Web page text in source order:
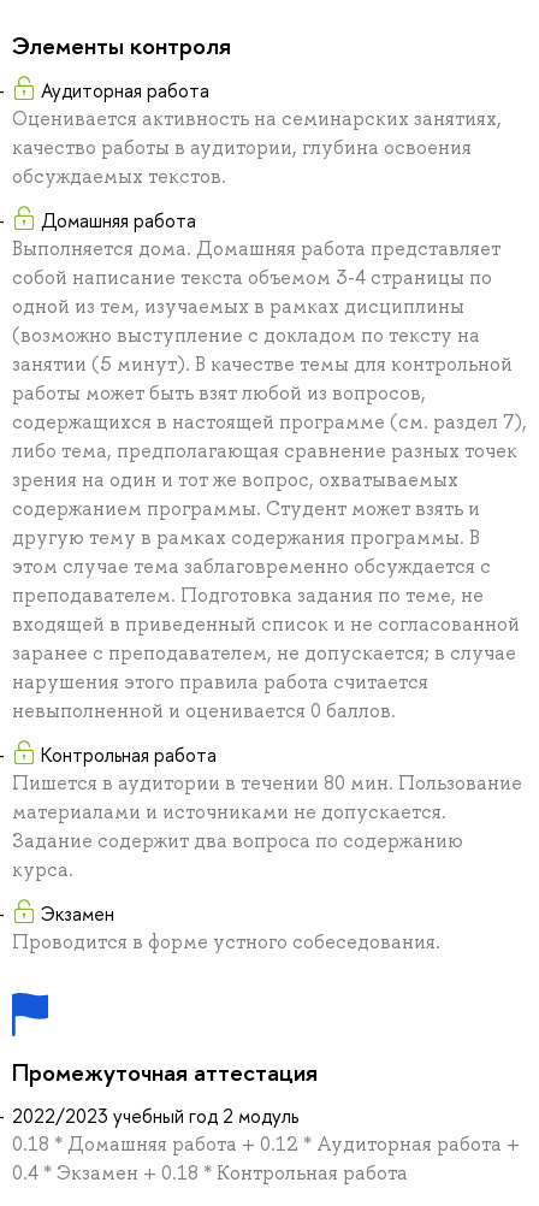
Элементы контроля
Аудиторная работа
Оценивается активность на семинарских занятиях,
качество работы в аудитории, глубина освоения
обсуждаемых текстов.
Домашняя работа
Выполняется дома. Домашняя работа представляет
собой написание текста объемом 3-4 страницы по
одной из тем, изучаемых в рамках дисциплины
(возможно выступление с докладом по тексту на
занятии (5 минут). В качестве темы для контрольной
работы может быть взят любой из вопросов,
содержащихся в настоящей программе (см. раздел 7),
либо тема, предполагающая сравнение разных точек
зрения на один и тот же вопрос, охватываемых
содержанием программы. Студент может взять и
другую тему в рамках содержания программы. В
этом случае тема заблаговременно обсуждается с
преподавателем. Подготовка задания по теме, не
входящей в приведенный список и не согласованной
заранее с преподавателем, не допускается; в случае
нарушения этого правила работа считается
невыполненной и оценивается 0 баллов.
Контрольная работа
Пишется в аудитории в течении 80 мин. Пользование
материалами и источниками не допускается.
Задание содержит два вопроса по содержанию
курса.
Экзамен
Проводится в форме устного собеседования.
Промежуточная аттестация
2022/2023 учебный год 2 модуль
0.18 * Домашняя работа + 0.12 * Аудиторная работа +
0.4 * Экзамен + 0.18 * Контрольная работа